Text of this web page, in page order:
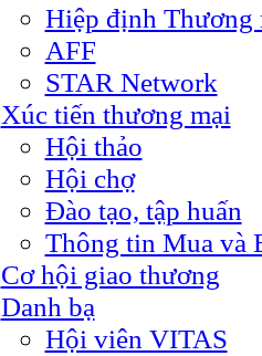
Hiệp định Thương
AFF
STAR Network
Xúc tiến thương mại
Hội thảo
Hội chợ
Đào tạo, tập huấn
Thông tin Mua và
Cơ hội giao thương
Danh bạ
Hội viên VITAS